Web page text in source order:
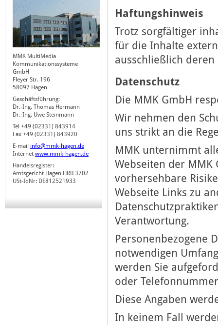
MMK MultiMedia
Kommunikationssysteme
GmbH
Fleyer Str. 196
58097 Hagen
Geschäftsführung:
Dr.-Ing. Thomas Hermann
Dr.-Ing. Uwe Steinmann
Tel +49 (02331) 843914
Fax +49 (02331) 843920
E-mail info@mmk-hagen.de
Internet www.mmk-hagen.de
Handelsregister:
Amtsgericht Hagen HRB 3702
USt-IdNr: DE812521933
Haftungshinweis
Trotz sorgfältiger
für die Inhalte
ausschließlich
Datenschutz
Die MMK GmbH
Wir nehmen den
uns strikt an die
MMK unternimmt
Webseiten der
vorhersehbare
Webseite Links zu
Verantwortung.
Personenbezogene
notwendigen
werden Sie
oder
Diese Angaben
In keinem Fall